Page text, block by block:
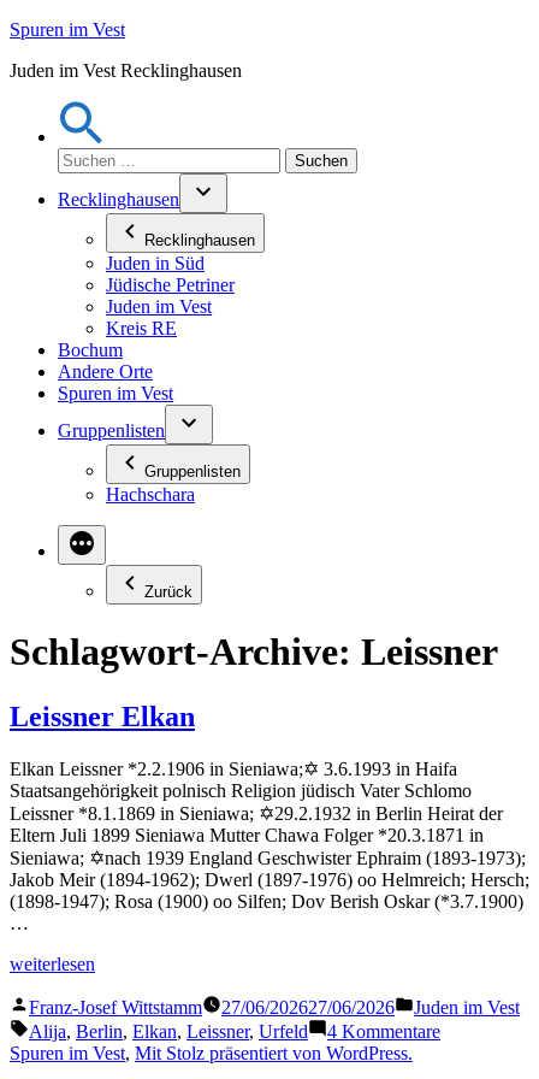
Zum
springen
Spuren im Vest
Juden im Vest Recklinghausen
Suchen
nach:
Recklinghausen
Recklinghausen
Juden in Süd
Jüdische Petriner
Juden im Vest
Kreis RE
Bochum
Andere Orte
Spuren im Vest
Gruppenlisten
Gruppenlisten
Hachschara
Zurück
Schlagwort-Archive: Leissner
Leissner Elkan
Elkan Leissner *2.2.1906 in Sieniawa;✡ 3.6.1993 in Haifa
Staatsangehörigkeit polnisch Religion jüdisch Vater Schlomo
Leissner *8.1.1869 in Sieniawa; ✡29.2.1932 in Berlin Heirat der
Eltern Juli 1899 Sieniawa Mutter Chawa Folger *20.3.1871 in
Sieniawa; ✡nach 1939 England Geschwister Ephraim (1893-1973);
Jakob Meir (1894-1962); Dwerl (1897-1976) oo Helmreich; Hersch;
(1898-1947); Rosa (1900) oo Silfen; Dov Berish Oskar (*3.7.1900)
…
„Leissner
weiterlesen
Veröffentlicht
von
Franz-Josef Wittstamm 27/06/202627/06/2026
Veröffentlicht
in
Juden im Vest
Schlagwörter:
Alija, Berlin, Elkan, Leissner, Urfeld 4 Kommentarezu
Spuren im Vest, Mit Stolz präsentiert von WordPress.